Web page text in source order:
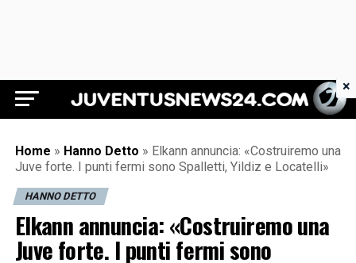
Juventus News 24
Home » Hanno Detto » Elkann annuncia: «Costruiremo una
Juve forte. I punti fermi sono Spalletti, Yildiz e Locatelli»
HANNO DETTO
Elkann annuncia: «Costruiremo una
Juve forte. I punti fermi sono
×